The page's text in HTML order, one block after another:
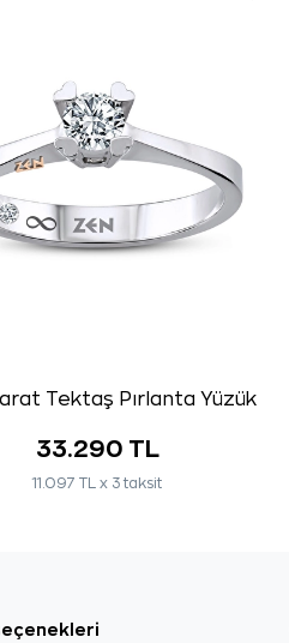
Tektaş Pırlanta Yüzük
33.290 TL
11.097 TL x 3 taksit